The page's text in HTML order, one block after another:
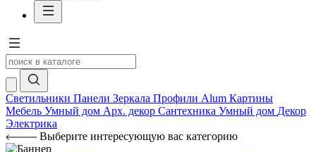
Светильники Панели Зеркала Профили Alum Картины
Мебель Умный дом Арх. декор Сантехника Умный дом Декор
Электрика
Выберите интересующую вас категорию